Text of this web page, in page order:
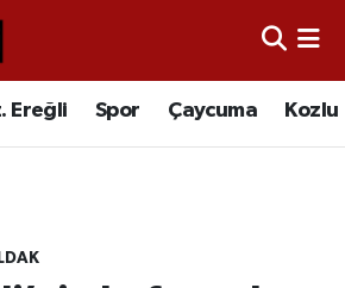
Ereğli Spor Çaycuma Kozlu
Durumu